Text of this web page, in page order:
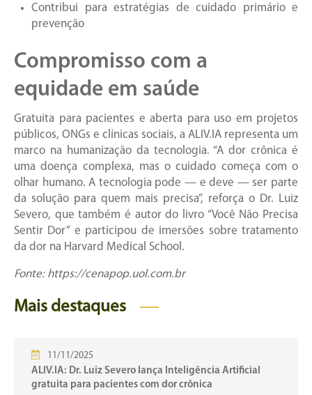
Contribui para estratégias de cuidado primário e
prevenção
Compromisso com a
equidade em saúde
Gratuita para pacientes e aberta para uso em projetos
públicos, ONGs e clínicas sociais, a ALIV.IA representa um
marco na humanização da tecnologia. “A dor crônica é
uma doença complexa, mas o cuidado começa com o
olhar humano. A tecnologia pode — e deve — ser parte
da solução para quem mais precisa”, reforça o Dr. Luiz
Severo, que também é autor do livro “Você Não Precisa
Sentir Dor” e participou de imersões sobre tratamento
da dor na Harvard Medical School.
Fonte: https://cenapop.uol.com.br
Mais destaques
11/11/2025
ALIV.IA: Dr. Luiz Severo lança Inteligência Artificial
gratuita para pacientes com dor crônica